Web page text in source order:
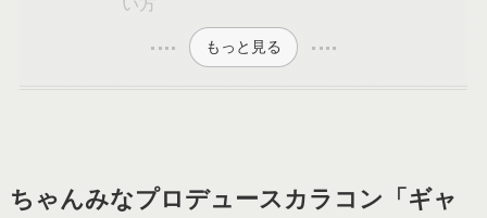
もっと見る
ちゃんみなプロデュースカラコン「ギャ